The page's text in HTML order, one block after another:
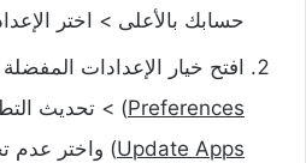
حسابك بالأعلى > اختر
افتح خيار الإعدادات
Preferences) > تحديث
Update Apps) واختر عدم